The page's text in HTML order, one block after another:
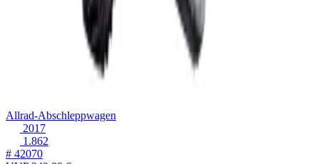
Allrad-Abschleppwagen
2017
1.862
# 42070